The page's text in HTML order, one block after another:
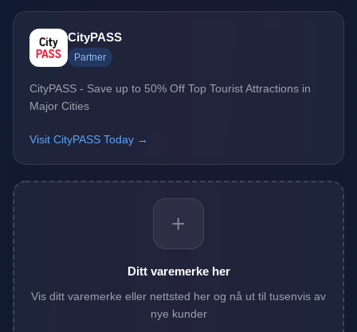
CityPASS
Partner
CityPASS - Save up to 50% Off Top Tourist Attractions in
Major Cities
Visit CityPASS Today →
+
Ditt varemerke her
Vis ditt varemerke eller nettsted her og nå ut til tusenvis av
nye kunder